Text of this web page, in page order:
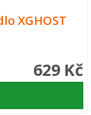
XGHOST
629 Kč